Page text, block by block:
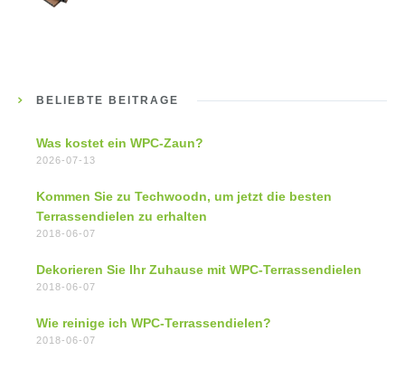
BELIEBTE BEITRÄGE
Was kostet ein WPC-Zaun?
2026-07-13
Kommen Sie zu Techwoodn, um jetzt die besten
Terrassendielen zu erhalten
2018-06-07
Dekorieren Sie Ihr Zuhause mit WPC-Terrassendielen
2018-06-07
Wie reinige ich WPC-Terrassendielen?
2018-06-07